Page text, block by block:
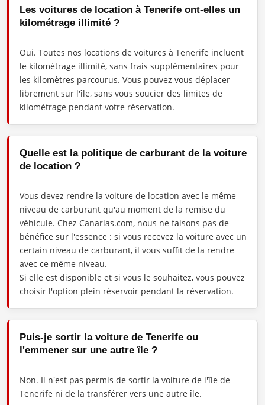
Les voitures de location à Tenerife ont-elles un
kilométrage illimité ?
Oui. Toutes nos locations de voitures à Tenerife incluent
le kilométrage illimité, sans frais supplémentaires pour
les kilomètres parcourus. Vous pouvez vous déplacer
librement sur l'île, sans vous soucier des limites de
kilométrage pendant votre réservation.
Quelle est la politique de carburant de la voiture
de location ?
Vous devez rendre la voiture de location avec le même
niveau de carburant qu'au moment de la remise du
véhicule. Chez Canarias.com, nous ne faisons pas de
bénéfice sur l'essence : si vous recevez la voiture avec un
certain niveau de carburant, il vous suffit de la rendre
avec ce même niveau.
Si elle est disponible et si vous le souhaitez, vous pouvez
choisir l'option plein réservoir pendant la réservation.
Puis-je sortir la voiture de Tenerife ou
l'emmener sur une autre île ?
Non. Il n'est pas permis de sortir la voiture de l'île de
Tenerife ni de la transférer vers une autre île.